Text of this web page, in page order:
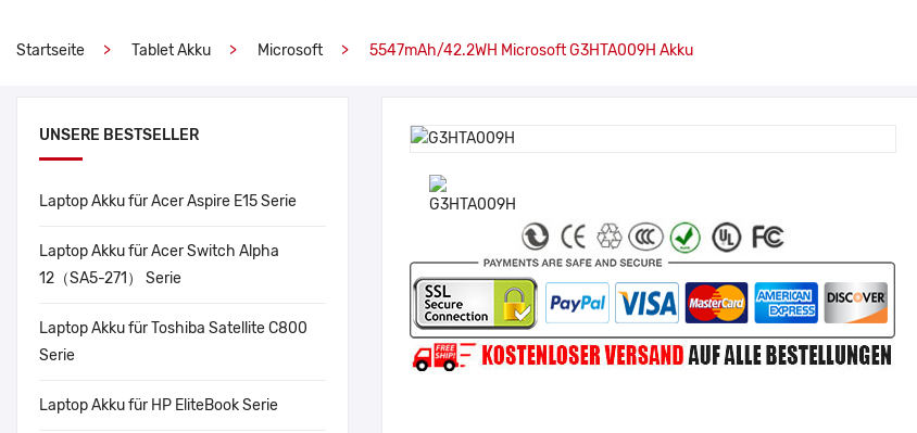
Startseite Tablet Akku Microsoft 5547mAh/42.2WH Microsoft G3HTA009H Akku
UNSERE BESTSELLER
Laptop Akku für Acer Aspire E15 Serie
Laptop Akku für Acer Switch Alpha
12（SA5-271） Serie
Laptop Akku für Toshiba Satellite C800
Serie
Laptop Akku für HP EliteBook Serie